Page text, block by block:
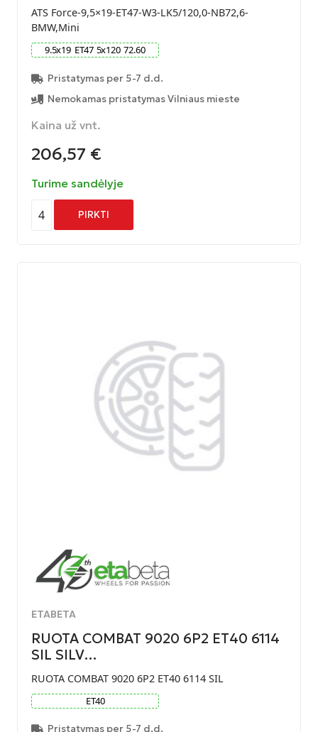
ATS Force-9,5×19-ET47-W3-LK5/120,0-NB72,6-
BMW,Mini
9.5x19 ET47 5x120 72.60
Pristatymas per 5-7 d.d.
Nemokamas pristatymas Vilniaus mieste
Kaina už vnt.
206,57 €
Turime sandėlyje
4 PIRKTI
ETABETA
RUOTA COMBAT 9020 6P2 ET40 6114
SIL SILV…
RUOTA COMBAT 9020 6P2 ET40 6114 SIL
ET40
Pristatymas per 5-7 d.d.